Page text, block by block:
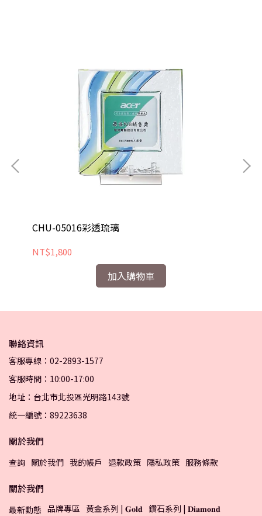
CHU-05016彩透琉璃
NT$1,800
加入購物車
聯絡資訊
客服專線：02-2893-1577
客服時間：10:00-17:00
地址：台北市北投區光明路143號
統一編號：89223638
關於我們
查詢 關於我們 我的帳戶 退款政策 隱私政策 服務條款
關於我們
最新動態 品牌專區 黃金系列 | 𝐆𝐨𝐥𝐝 鑽石系列 | 𝐃𝐢𝐚𝐦𝐨𝐧𝐝